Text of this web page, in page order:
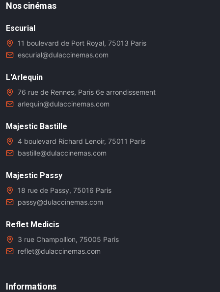
Nos cinémas
Escurial
11 boulevard de Port Royal, 75013 Paris
escurial@dulaccinemas.com
L'Arlequin
76 rue de Rennes, Paris 6e arrondissement
arlequin@dulaccinemas.com
Majestic Bastille
4 boulevard Richard Lenoir, 75011 Paris
bastille@dulaccinemas.com
Majestic Passy
18 rue de Passy, 75016 Paris
passy@dulaccinemas.com
Reflet Medicis
3 rue Champollion, 75005 Paris
reflet@dulaccinemas.com
Informations